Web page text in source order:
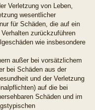
Verletzung von Leben,
wesentlicher
für Schäden, die auf ein
zurückzuführen
wie insbesondere
außer bei vorsätzlichem
bei Schäden aus der
und der Verletzung
auf die bei
Schäden und im